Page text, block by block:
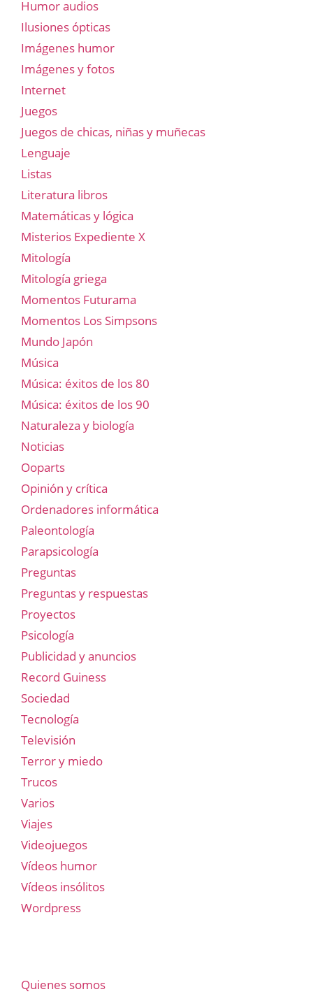
Humor audios
Ilusiones ópticas
Imágenes humor
Imágenes y fotos
Internet
Juegos
Juegos de chicas, niñas y muñecas
Lenguaje
Listas
Literatura libros
Matemáticas y lógica
Misterios Expediente X
Mitología
Mitología griega
Momentos Futurama
Momentos Los Simpsons
Mundo Japón
Música
Música: éxitos de los 80
Música: éxitos de los 90
Naturaleza y biología
Noticias
Ooparts
Opinión y crítica
Ordenadores informática
Paleontología
Parapsicología
Preguntas
Preguntas y respuestas
Proyectos
Psicología
Publicidad y anuncios
Record Guiness
Sociedad
Tecnología
Televisión
Terror y miedo
Trucos
Varios
Viajes
Videojuegos
Vídeos humor
Vídeos insólitos
Wordpress
Quienes somos